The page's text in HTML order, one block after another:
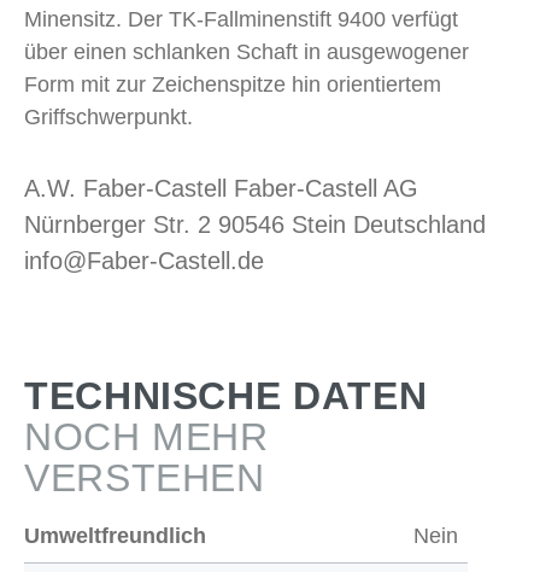
Minensitz. Der TK-Fallminenstift 9400 verfügt
über einen schlanken Schaft in ausgewogener
Form mit zur Zeichenspitze hin orientiertem
Griffschwerpunkt.
A.W. Faber-Castell Faber-Castell AG
Nürnberger Str. 2 90546 Stein Deutschland
info@Faber-Castell.de
TECHNISCHE DATEN
NOCH MEHR
VERSTEHEN
Umweltfreundlich Nein